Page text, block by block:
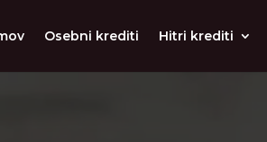
Osebni krediti Hitri krediti